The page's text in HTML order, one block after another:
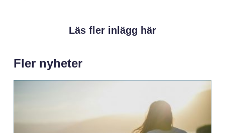
Läs fler inlägg här
Fler nyheter